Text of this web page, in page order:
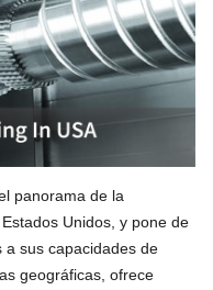
panorama de la
Unidos, y pone de
a sus capacidades de
geográficas, ofrece